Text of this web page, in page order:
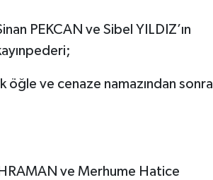
PEKCAN ve Sibel YILDIZ’ın
öğle ve cenaze namazından sonra
ve Merhume Hatice